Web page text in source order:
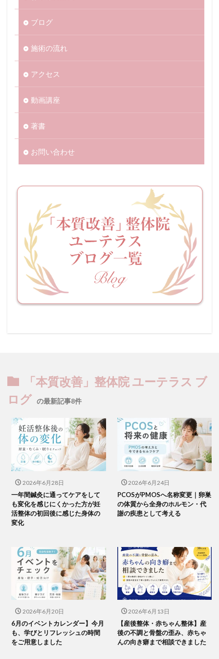
ブログ
施術の流れ
アクセス
動画講座
著書
お問い合わせ
「本質改善」整体院 ユーテラス ブ
ログ の最新記事8件
2026年6月28日
一年間鍼灸に通ってケアをして
も変化を感じにくかった方が妊
活整体の初回後に感じた身体の
変化
2026年6月24日
PCOSがPMOSへ名称変更｜卵巣
の体質から全身のホルモン・代
謝の疾患として考える
2026年6月20日
6月のイベントカレンダー】今月
も、学びとリフレッシュの時間
をご用意しました
2026年6月13日
【産後整体・赤ちゃん整体】産
後の不調と骨盤の歪み、赤ちゃ
んの向き癖まで相談できました